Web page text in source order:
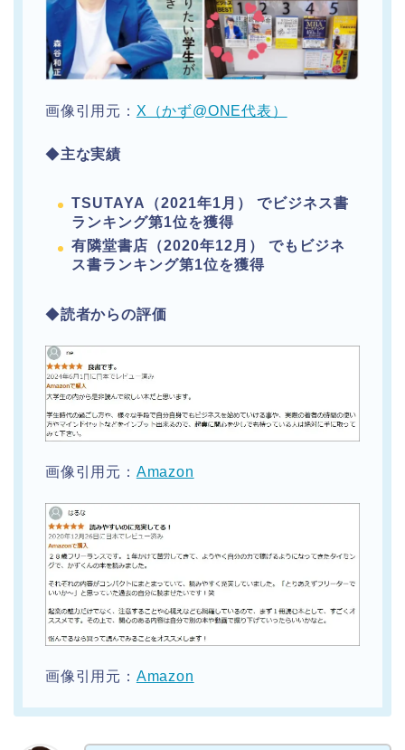
画像引用元： X（かず@ONE代表）
◆主な実績
TSUTAYA（2021年1月） でビジネス書
ランキング第1位を獲得
有隣堂書店（2020年12月） でもビジネ
ス書ランキング第1位を獲得
◆読者からの評価
画像引用元： Amazon
画像引用元： Amazon